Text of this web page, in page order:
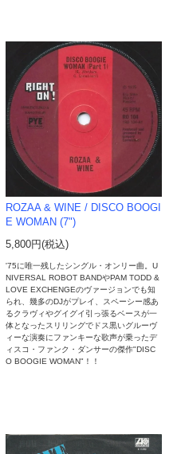
ROZAA & WINE / DISCO BOOGI
E WOMAN (7")
5,800円(税込)
'75に唯一残したシングル・オンリー曲。U
NIVERSAL ROBOT BANDやPAM TODD &
LOVE EXCHENGEのヴァージョンでも知
られ、幾多のDJがプレイ、スペーシー感あ
るクラヴィやグイグイ引っ張るベースが一
体となったスリリングでドス黒いグルーヴ
ィーな演奏にファンキーな歌声が乗ったデ
ィスコ・ファンク・ダンサーの傑作"DISC
O BOOGIE WOMAN"！！